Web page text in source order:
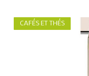
CAFÉS ET THÉS